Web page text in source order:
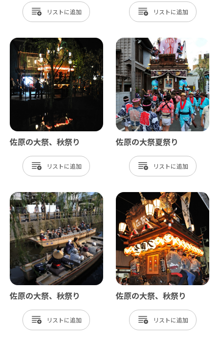
リスト リスト
佐原の大祭、秋祭り
リスト
佐原の大祭夏祭り
リスト
佐原の大祭、秋祭り
リスト
佐原の大祭、秋祭り
リスト